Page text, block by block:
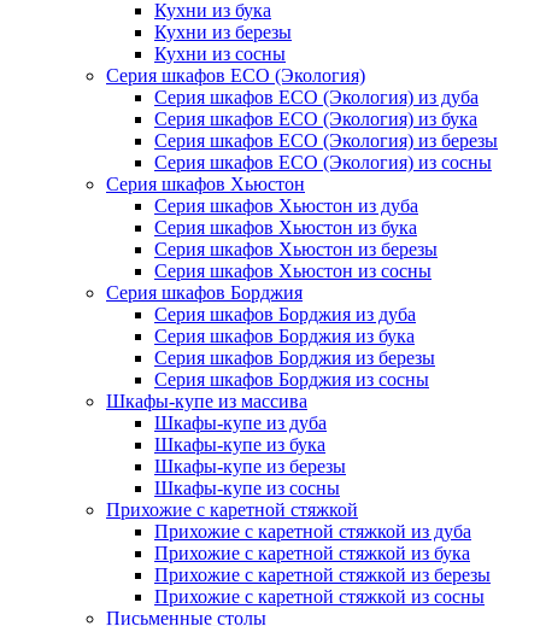
Кухни из бука
Кухни из березы
Кухни из сосны
Серия шкафов ECO (Экология)
Серия шкафов ECO (Экология) из дуба
Серия шкафов ECO (Экология) из бука
Серия шкафов ECO (Экология) из березы
Серия шкафов ECO (Экология) из сосны
Серия шкафов Хьюстон
Серия шкафов Хьюстон из дуба
Серия шкафов Хьюстон из бука
Серия шкафов Хьюстон из березы
Серия шкафов Хьюстон из сосны
Серия шкафов Борджия
Серия шкафов Борджия из дуба
Серия шкафов Борджия из бука
Серия шкафов Борджия из березы
Серия шкафов Борджия из сосны
Шкафы-купе из массива
Шкафы-купе из дуба
Шкафы-купе из бука
Шкафы-купе из березы
Шкафы-купе из сосны
Прихожие с каретной стяжкой
Прихожие с каретной стяжкой из дуба
Прихожие с каретной стяжкой из бука
Прихожие с каретной стяжкой из березы
Прихожие с каретной стяжкой из сосны
Письменные столы